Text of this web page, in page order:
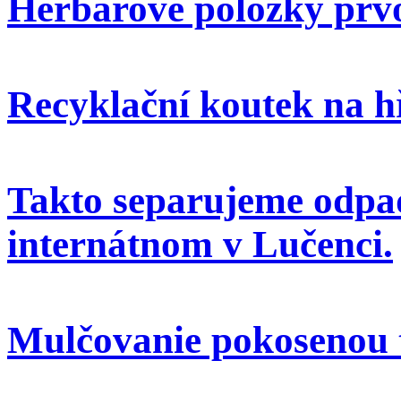
Herbárové položky
Recyklační koutek na
Takto separujeme
internátnom v Lučenci.
Mulčovanie